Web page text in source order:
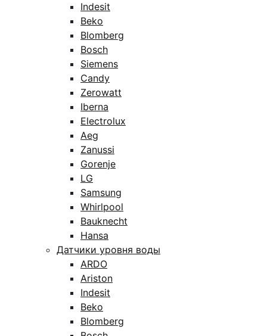
Indesit
Beko
Blomberg
Bosch
Siemens
Candy
Zerowatt
Iberna
Electrolux
Aeg
Zanussi
Gorenje
LG
Samsung
Whirlpool
Bauknecht
Hansa
Датчики уровня воды
ARDO
Ariston
Indesit
Beko
Blomberg